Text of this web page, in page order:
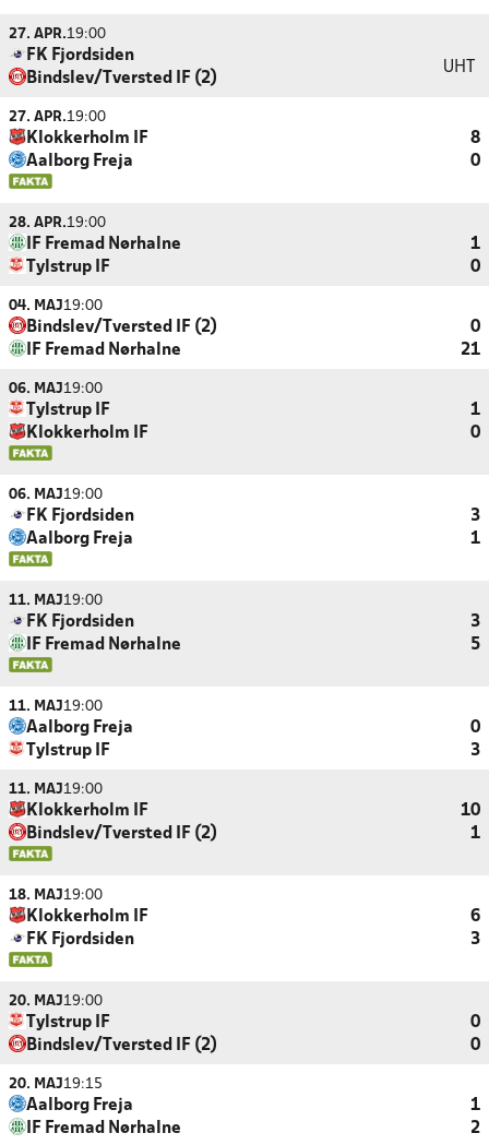
27. APR.19:00
FK Fjordsiden
Bindslev/Tversted IF (2)
UHT
27. APR.19:00
Klokkerholm IF
8
Aalborg Freja
0
28. APR.19:00
IF Fremad Nørhalne
1
Tylstrup IF
0
04. MAJ19:00
Bindslev/Tversted IF (2)
0
IF Fremad Nørhalne
21
06. MAJ19:00
Tylstrup IF
1
Klokkerholm IF
0
06. MAJ19:00
FK Fjordsiden
3
Aalborg Freja
1
11. MAJ19:00
FK Fjordsiden
3
IF Fremad Nørhalne
5
11. MAJ19:00
Aalborg Freja
0
Tylstrup IF
3
11. MAJ19:00
Klokkerholm IF
10
Bindslev/Tversted IF (2)
1
18. MAJ19:00
Klokkerholm IF
6
FK Fjordsiden
3
20. MAJ19:00
Tylstrup IF
0
Bindslev/Tversted IF (2)
0
20. MAJ19:15
Aalborg Freja
1
IF Fremad Nørhalne
2